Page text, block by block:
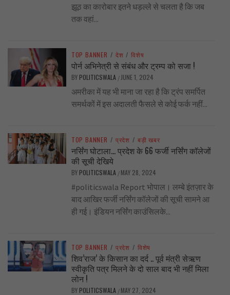
झूठ का कारोबार इतने धड़ल्ले से चलता है कि जब
तक वहां...
TOP BANNER / देश / विशेष
पोर्न अभिनेत्री से संबंध और ट्रम्प को सजा !
BY POLITICSWALA / JUNE 1, 2024
अमरीका में यह भी माना जा रहा है कि ट्रंप समर्पित
समर्थकों में इस अदालती फैसले से कोई फर्क नहीं...
TOP BANNER / प्रदेश / बड़ी खबर
नर्सिंग घोटाला… प्रदेश के 66 फर्जी नर्सिंग कॉलेजों
की सूची देखिये
BY POLITICSWALA / MAY 28, 2024
#politicswala Report भोपाल। लम्बे इंतज़ार के
बाद आखिर फर्जी नर्सिंग कॉलेजों की सूची सामने आ
ही गई। इंडियन नर्सिंग काउंसिलके...
TOP BANNER / प्रदेश / विशेष
शिव’राज’ के किसान का दर्द .. पूर्व मंत्री सेऋण
स्वीकृति पत्र मिलने के दो साल बाद भी नहीं मिला
लोन !
BY POLITICSWALA / MAY 27, 2024